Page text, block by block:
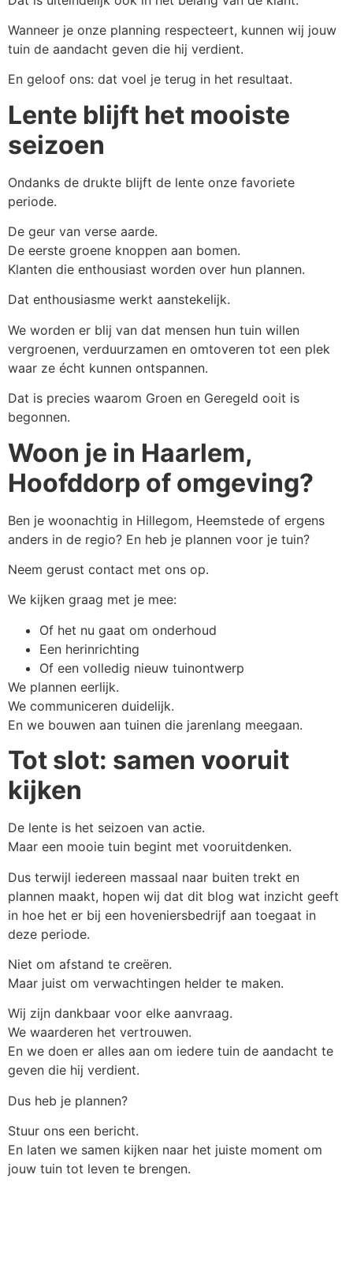
Wanneer je onze planning respecteert, kunnen wij jouw
tuin de aandacht geven die hij verdient.
En geloof ons: dat voel je terug in het resultaat.
Lente blijft het mooiste
seizoen
Ondanks de drukte blijft de lente onze favoriete
periode.
De geur van verse aarde.
De eerste groene knoppen aan bomen.
Klanten die enthousiast worden over hun plannen.
Dat enthousiasme werkt aanstekelijk.
We worden er blij van dat mensen hun tuin willen
vergroenen, verduurzamen en omtoveren tot een plek
waar ze écht kunnen ontspannen.
Dat is precies waarom Groen en Geregeld ooit is
begonnen.
Woon je in Haarlem,
Hoofddorp of omgeving?
Ben je woonachtig in Hillegom, Heemstede of ergens
anders in de regio? En heb je plannen voor je tuin?
Neem gerust contact met ons op.
We kijken graag met je mee:
Of het nu gaat om onderhoud
Een herinrichting
Of een volledig nieuw tuinontwerp
We plannen eerlijk.
We communiceren duidelijk.
En we bouwen aan tuinen die jarenlang meegaan.
Tot slot: samen vooruit
kijken
De lente is het seizoen van actie.
Maar een mooie tuin begint met vooruitdenken.
Dus terwijl iedereen massaal naar buiten trekt en
plannen maakt, hopen wij dat dit blog wat inzicht geeft
in hoe het er bij een hoveniersbedrijf aan toegaat in
deze periode.
Niet om afstand te creëren.
Maar juist om verwachtingen helder te maken.
Wij zijn dankbaar voor elke aanvraag.
We waarderen het vertrouwen.
En we doen er alles aan om iedere tuin de aandacht te
geven die hij verdient.
Dus heb je plannen?
Stuur ons een bericht.
En laten we samen kijken naar het juiste moment om
jouw tuin tot leven te brengen.